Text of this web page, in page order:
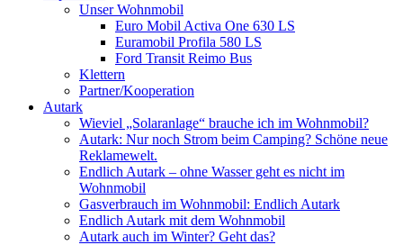
Unser Wohnmobil
Euro Mobil Activa One 630 LS
Euramobil Profila 580 LS
Ford Transit Reimo Bus
Klettern
Partner/Kooperation
Autark
Wieviel „Solaranlage“ brauche ich im Wohnmobil?
Autark: Nur noch Strom beim Camping? Schöne neue
Reklamewelt.
Endlich Autark – ohne Wasser geht es nicht im
Wohnmobil
Gasverbrauch im Wohnmobil: Endlich Autark
Endlich Autark mit dem Wohnmobil
Autark auch im Winter? Geht das?